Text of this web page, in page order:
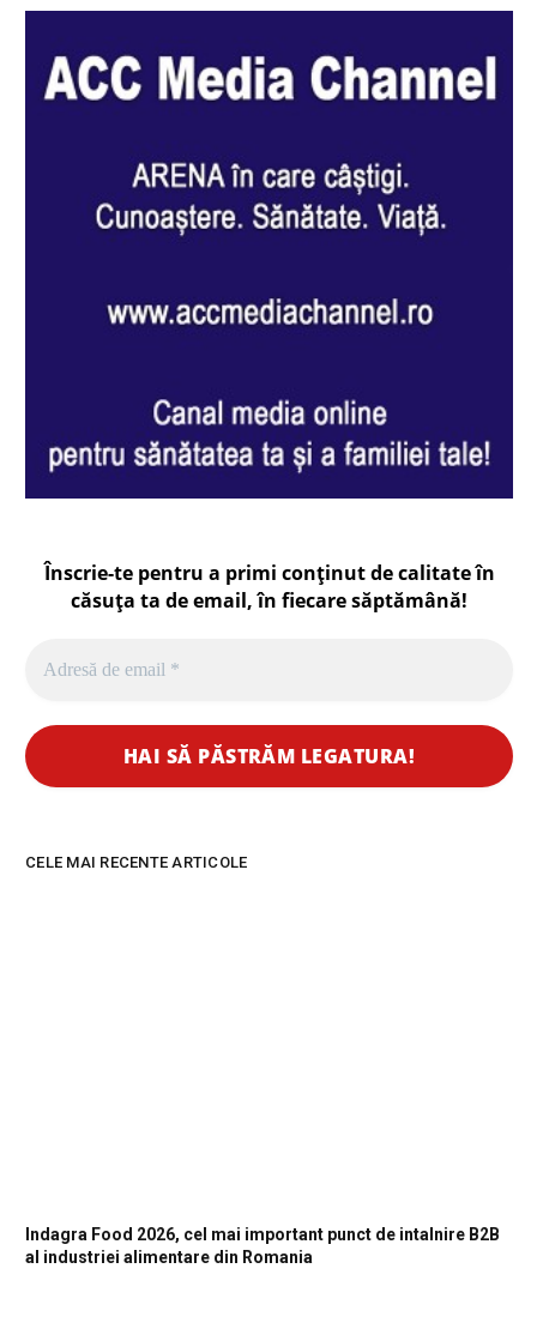
Înscrie-te pentru a primi conținut de calitate în
căsuța ta de email, în fiecaresăptămână!
CELE MAI RECENTE ARTICOLE
Indagra Food 2026, cel mai important punct de intalnire B2B
al industriei alimentare din Romania